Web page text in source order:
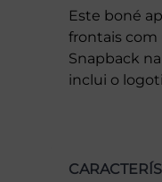
Este boné
frontais
Snapback
inclui o